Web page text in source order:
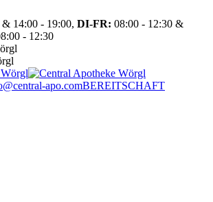
14:00 - 19:00, DI-FR: 08:00 - 12:30 &
- 12:30
apo.comBEREITSCHAFT